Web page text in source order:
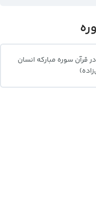
قرآن سوره مبارکه انسان